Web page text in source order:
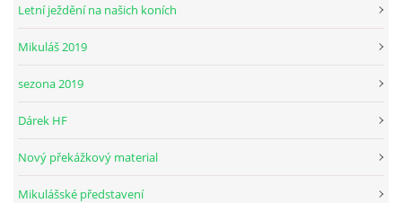
Letní ježdění na našich koních
Mikuláš 2019
sezona 2019
Dárek HF
Nový překážkový material
Mikulášské představení